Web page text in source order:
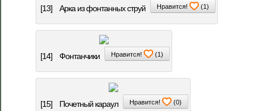
[13] Арка из фонтанных струй Нравится! (1 )
[14] Фонтанчики Нравится! (1 )
[15] Почетный караул Нравится! (0)